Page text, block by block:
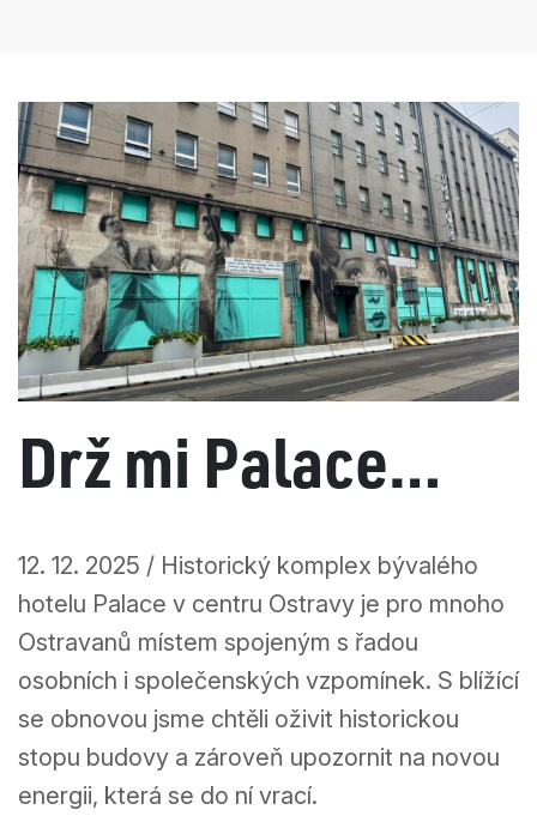
Drž mi Palace…
12. 12. 2025 / Historický komplex bývalého
hotelu Palace v centru Ostravy je pro mnoho
Ostravanů místem spojeným s řadou
osobních i společenských vzpomínek. S blížící
se obnovou jsme chtěli oživit historickou
stopu budovy a zároveň upozornit na novou
energii, která se do ní vrací.